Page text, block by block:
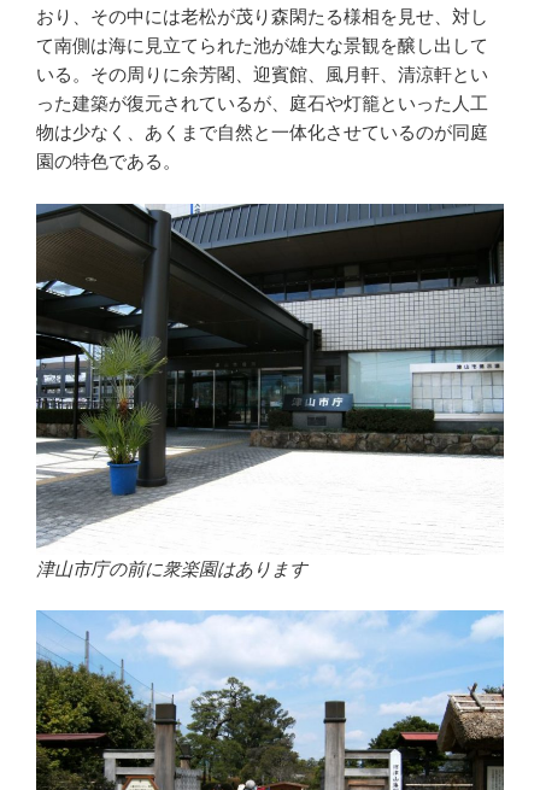
おり、その中には老松が茂り森閑たる様相を見せ、対し
て南側は海に見立てられた池が雄大な景観を醸し出して
いる。その周りに余芳閣、迎賓館、風月軒、清涼軒とい
った建築が復元されているが、庭石や灯籠といった人工
物は少なく、あくまで自然と一体化させているのが同庭
園の特色である。
津山市庁の前に衆楽園はあります